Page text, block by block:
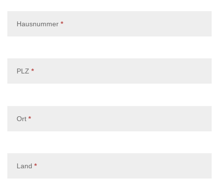
Hausnummer *, erforderlich
PLZ *, erforderlich
Ort *, erforderlich
Land *, erforderlich